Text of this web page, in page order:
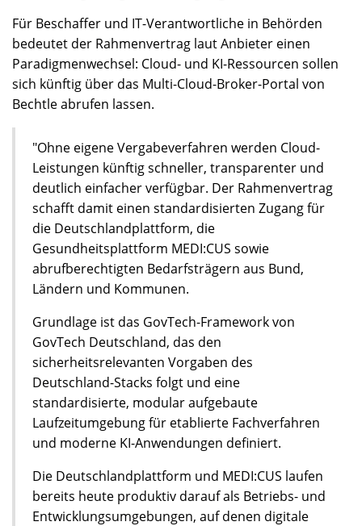
Für Beschaffer und IT-Verantwortliche in Behörden
bedeutet der Rahmenvertrag laut Anbieter einen
Paradigmenwechsel: Cloud- und KI-Ressourcen sollen
sich künftig über das Multi-Cloud-Broker-Portal von
Bechtle abrufen lassen.
"Ohne eigene Vergabeverfahren werden Cloud-
Leistungen künftig schneller, transparenter und
deutlich einfacher verfügbar. Der Rahmenvertrag
schafft damit einen standardisierten Zugang für
die Deutschlandplattform, die
Gesundheitsplattform MEDI:CUS sowie
abrufberechtigten Bedarfsträgern aus Bund,
Ländern und Kommunen.
Grundlage ist das GovTech-Framework von
GovTech Deutschland, das den
sicherheitsrelevanten Vorgaben des
Deutschland-Stacks folgt und eine
standardisierte, modular aufgebaute
Laufzeitumgebung für etablierte Fachverfahren
und moderne KI-Anwendungen definiert.
Die Deutschlandplattform und MEDI:CUS laufen
bereits heute produktiv darauf als Betriebs- und
Entwicklungsumgebungen, auf denen digitale